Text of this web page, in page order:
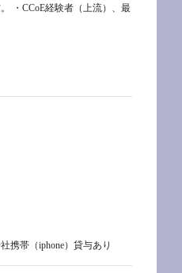
・CCoE経験者（上流）、最
携帯（iphone）貸与あり